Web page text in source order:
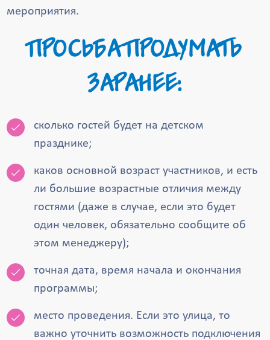
мероприятия.
ПРОСЬБА ПРОДУМАТЬ
ЗАРАНЕЕ:
сколько гостей будет на детском
празднике;
каков основной возраст участников, и есть
ли большие возрастные отличия между
гостями (даже в случае, если это будет
один человек, обязательно сообщите об
этом менеджеру);
точная дата, время начала и окончания
программы;
место проведения. Если это улица, то
важно уточнить возможность подключения